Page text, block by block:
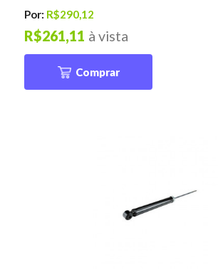
Por: R$290,12
à vista
R$261,11
Comprar